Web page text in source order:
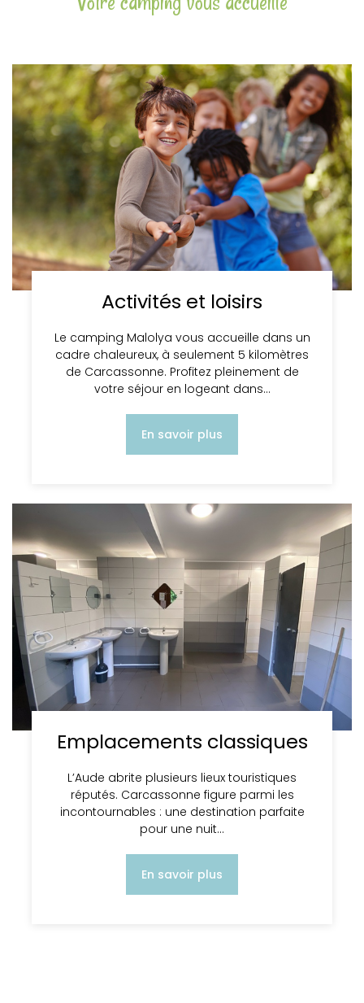
Activités et loisirs
Le camping Malolya vous accueille dans un
cadre chaleureux, à seulement 5 kilomètres
de Carcassonne. Profitez pleinement de
votre séjour en logeant dans…
En savoir plus
Emplacements classiques
L’Aude abrite plusieurs lieux touristiques
réputés. Carcassonne figure parmi les
incontournables : une destination parfaite
pour une nuit…
En savoir plus